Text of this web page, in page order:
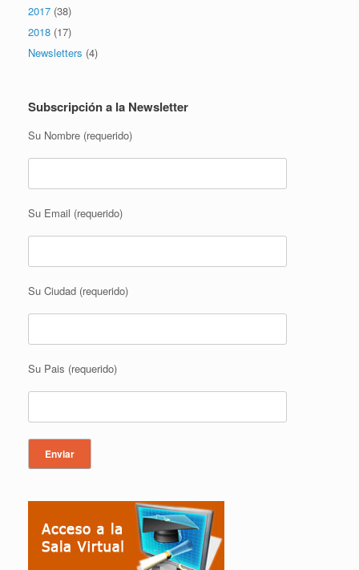
2017 (38)
2018 (17)
Newsletters (4)
Subscripción a la Newsletter
Su Nombre (requerido)
Su Email (requerido)
Su Ciudad (requerido)
Su Pais (requerido)